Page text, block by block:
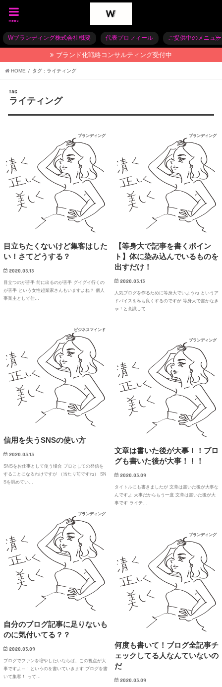
menu
Wブランディング株式会社概要 代表プロフィール ご提供中のメニュー
ブランド化戦略コンサルティング受付中
HOME タグ : ライティング
TAG
ライティング
ブランディング
目立ちたくないけど集客はした
い！さてどうする？
2020.03.13
目立つのが苦手 前に出るのが苦手 グイグイ行くの
が苦手 という女性起業家さんもいますよね？ 個人
事業主として仕…
ブランディング
【等身大で記事を書くポイン
ト】体に染み込んでいるものを
出すだけ！
2020.03.13
人気ブログを作るために等身大でいようね というア
ドバイスを私も良くするのですが 等身大で書かなき
ゃ！と意識して…
ビジネスマインド
信用を失うSNSの使い方
2020.03.13
SNSをお仕事として使う場合 プロとしての発信を
することになるわけですが （当たり前ですね） SN
Sを眺めてい…
ブランディング
文章は書いた後が大事！！ブロ
グも書いた後が大事！！！
2020.03.09
タイトルにも書きましたが 文章は書いた後が大事な
んですよ 大事だからもう一度 文章は書いた後が大
事です ライテ…
ブランディング
自分のブログ記事に足りないも
のに気付いてる？？
2020.03.09
ブログでファンを増やしたいならば、この視点が大
事ですよ～！というのを書いていきます ブログを書
いて集客！ って…
ブランディング
何度も書いて！ブログ全記事チ
ェックしてる人なんていないの
だ
2020.03.09